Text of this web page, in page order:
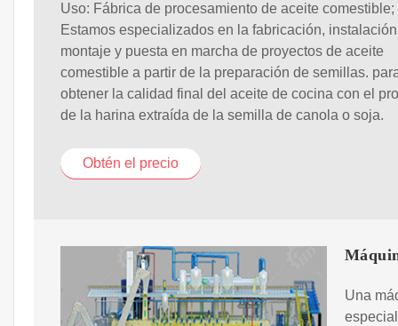
Uso: Fábrica de procesamiento de aceite comestible;
Estamos especializados en la fabricación,
montaje y puesta en marcha de proyectos de aceite
comestible a partir de la preparación de semillas.
obtener la calidad final del aceite de cocina con el
de la harina extraída de la semilla de canola o soja.
Obtén el precio
Una